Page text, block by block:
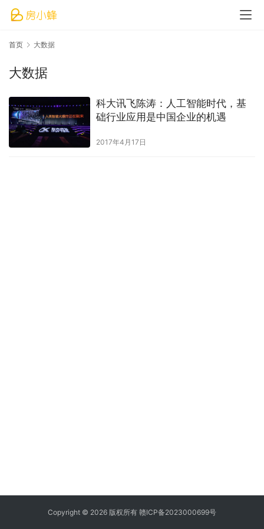
首页 大数据
大数据
科大讯飞陈涛：人工智能时代，基
础行业应用是中国企业的机遇
2017年4月17日
Copyright © 2026 版权所有 赣ICP备2023000699号